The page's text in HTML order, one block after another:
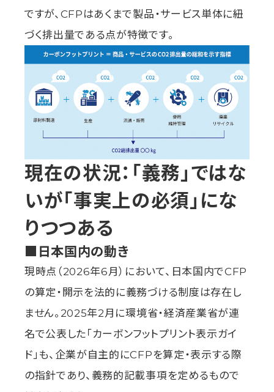
ですが、CFPはあくまで製品・サービス単体に紐
づく排出量である点が特徴です。
現在の状況：「義務」ではな
いが「事実上の必須」にな
りつつある
■日本国内の動き
現時点（2026年6月）において、日本国内でCFP
の算定・開示を法的に義務づける制度は存在し
ません。2025年2月に環境省・経済産業省が連
名で公表した「カーボンフットプリント表示ガイ
ド」も、企業が自主的にCFPを算定・表示する際
の指針であり、義務的記載事項を定めるもので